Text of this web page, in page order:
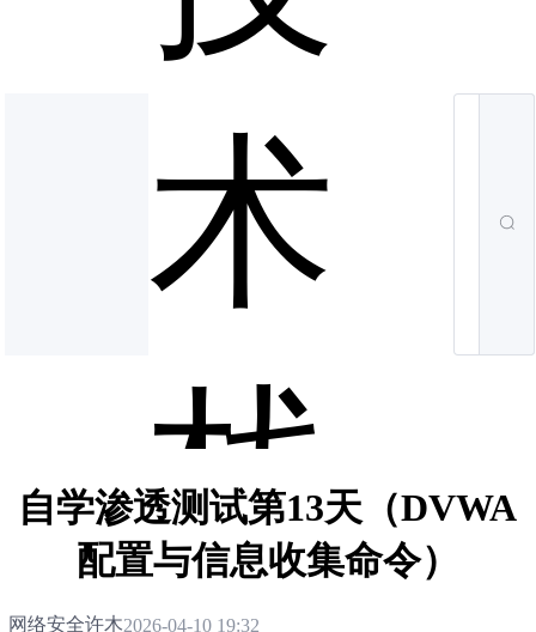
术
栈
自学渗透测试第13天（DVWA
配置与信息收集命令）
网络安全许木2026-04-10 19:32